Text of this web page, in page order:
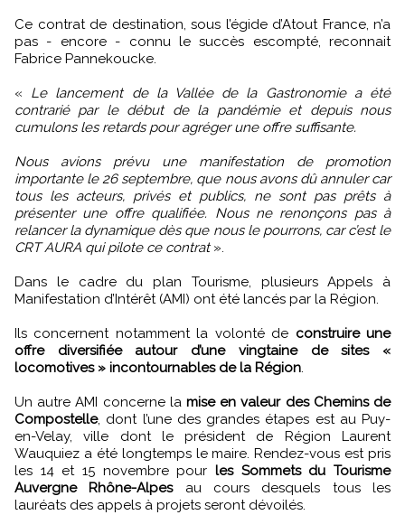
Ce contrat de destination, sous l’égide d’Atout France, n’a
pas - encore - connu le succès escompté, reconnait
Fabrice Pannekoucke.
« Le lancement de la Vallée de la Gastronomie a été
contrarié par le début de la pandémie et depuis nous
cumulons les retards pour agréger une offre suffisante.
Nous avions prévu une manifestation de promotion
importante le 26 septembre, que nous avons dû annuler car
tous les acteurs, privés et publics, ne sont pas prêts à
présenter une offre qualifiée. Nous ne renonçons pas à
relancer la dynamique dès que nous le pourrons, car c’est le
CRT AURA qui pilote ce contrat».
Dans le cadre du plan Tourisme, plusieurs Appels à
Manifestation d’Intérêt (AMI) ont été lancés par la Région.
Ils concernent notamment la volonté de construire une
offre diversifiée autour d’une vingtaine de sites «
locomotives » incontournables de la Région.
Un autre AMI concerne la mise en valeur des Chemins de
Compostelle, dont l’une des grandes étapes est au Puy-
en-Velay, ville dont le président de Région Laurent
Wauquiez a été longtemps le maire. Rendez-vous est pris
les 14 et 15 novembre pour les Sommets du Tourisme
Auvergne Rhône-Alpesau cours desquels tous les
lauréats des appels à projets seront dévoilés.